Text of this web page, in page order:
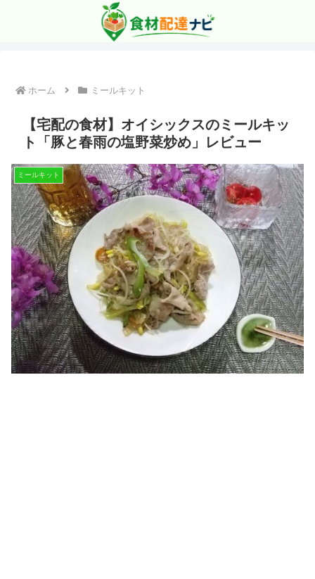
ホーム ミールキット
【宅配の食材】オイシックスのミールキッ
ト「豚と春雨の塩野菜炒め」レビュー
ミールキット